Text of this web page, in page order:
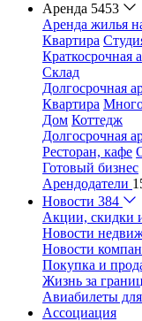
Аренда 5453
Аренда жилья
Квартира
Краткосрочная
Склад
Долгосрочная
Квартира
Дом Коттедж
Долгосрочная
Ресторан, кафе
Готовый бизнес
Арендодатели
Новости 384
Акции, скидки
Новости
Новости
Покупка и
Жизнь за
Авиабилеты
Ассоциация